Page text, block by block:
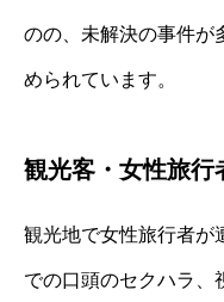
のの、未解決の事件が
められています。
観光客・女性旅行
観光地で女性旅行者が
での口頭のセクハラ、